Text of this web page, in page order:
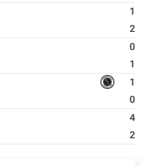
1
2
0
1
1
0
4
2